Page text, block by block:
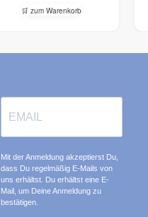
🛒 zum Warenkorb
Mit der Anmeldung akzeptierst Du,
dass Du regelmäßig E-Mails von
uns erhältst. Du erhältst eine E-
Mail, um Deine Anmeldung zu
bestätigen.